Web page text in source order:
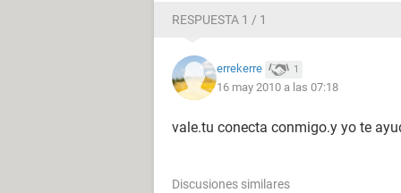
RESPUESTA 1 / 1
errekerre 1
16 may 2010 a las 07:18
vale.tu conecta conmigo.y yo te
Discusiones similares